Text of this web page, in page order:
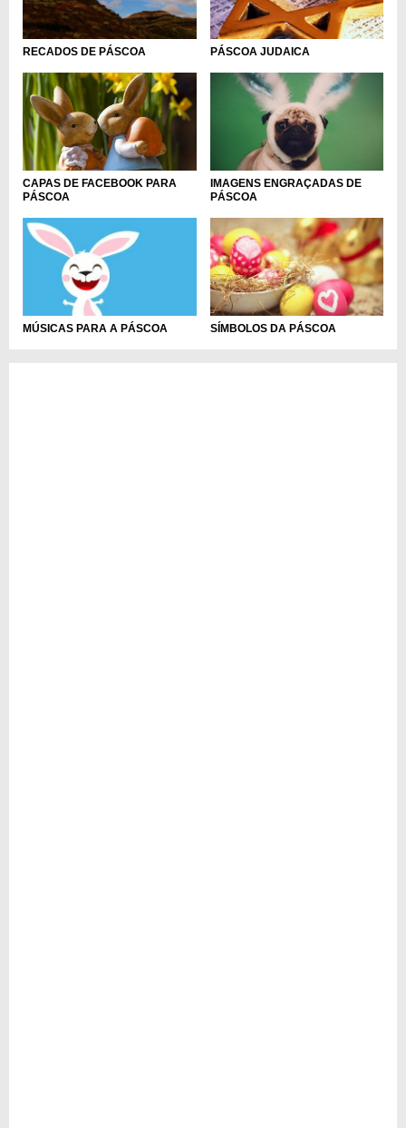
RECADOS DE PÁSCOA PÁSCOA JUDAICA
CAPAS DE FACEBOOK PARA
PÁSCOA
IMAGENS ENGRAÇADAS DE
PÁSCOA
MÚSICAS PARA A PÁSCOA SÍMBOLOS DA PÁSCOA